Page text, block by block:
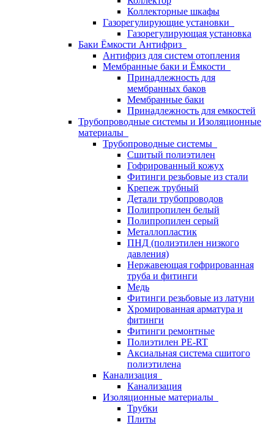
Коллекторные шкафы
Газорегулирующие установки
Газорегулирующая установка
Баки Ёмкости Антифриз
Антифриз для систем отопления
Мембранные баки и Ёмкости
Принадлежность для
мембранных баков
Мембранные баки
Принадлежность для емкостей
Трубопроводные системы и Изоляционные
материалы
Трубопроводные системы
Сшитый полиэтилен
Гофрированный кожух
Фитинги резьбовые из стали
Крепеж трубный
Детали трубопроводов
Полипропилен белый
Полипропилен серый
Металлопластик
ПНД (полиэтилен низкого
давления)
Нержавеющая гофрированная
труба и фитинги
Медь
Фитинги резьбовые из латуни
Хромированная арматура и
фитинги
Фитинги ремонтные
Полиэтилен PE-RT
Аксиальная система сшитого
полиэтилена
Канализация
Канализация
Изоляционные материалы
Трубки
Плиты